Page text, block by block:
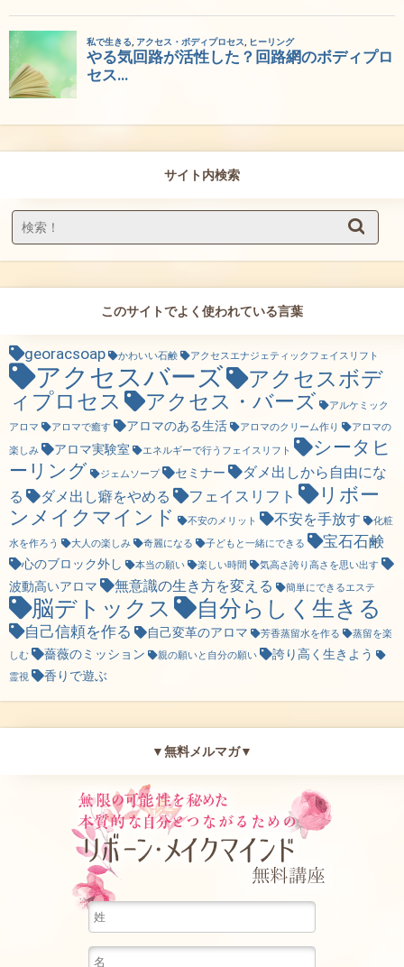
サイト内検索
このサイトでよく使われている言葉
georacsoap かわいい石鹸 アクセスエナジェティックフェイスリフト
アクセスバーズ
アクセスボデ
ィプロセス
アクセス・バーズ
アルケミック
アロマ
アロマで癒す アロマのある生活 アロマのクリーム作り
アロマの
楽しみ
アロマ実験室 エネルギーで行うフェイスリフト
シータヒ
ーリング
ジェムソープ セミナー
ダメ出しから自由にな
る
ダメ出し癖をやめる フェイスリフト
リボー
ンメイクマインド
不安のメリット 不安を手放す
化粧
水を作ろう
大人の楽しみ 奇麗になる 子どもと一緒にできる 宝石石鹸
心のブロック外し 本当の願い 楽しい時間 気高さ誇り高さを思い出す
波動高いアロマ 無意識の生き方を変える 簡単にできるエステ
脳デトックス 自分らしく生きる
自己信頼を作る 自己変革のアロマ 芳香蒸留水を作る
蒸留を楽
しむ
薔薇のミッション 親の願いと自分の願い 誇り高く生きよう
霊視 香りで遊ぶ
▼無料メルマガ▼